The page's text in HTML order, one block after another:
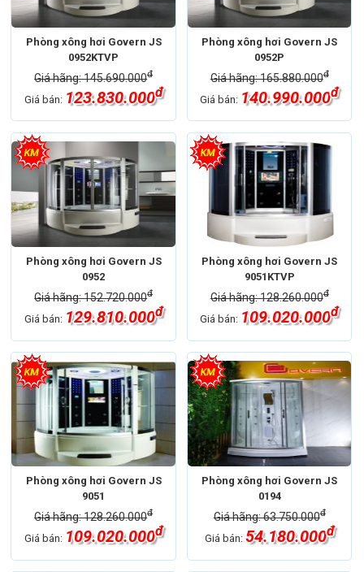
Phòng xông hơi Govern JS
0952KTVP
Giá hãng: 145.690.000đ
Giá bán: 123.830.000đ
Phòng xông hơi Govern JS
0952P
Giá hãng: 165.880.000đ
Giá bán: 140.990.000đ
Phòng xông hơi Govern JS
0952
Giá hãng: 152.720.000đ
Giá bán: 129.810.000đ
Phòng xông hơi Govern JS
9051KTVP
Giá hãng: 128.260.000đ
Giá bán: 109.020.000đ
Phòng xông hơi Govern JS
9051
Giá hãng: 128.260.000đ
Giá bán: 109.020.000đ
Phòng xông hơi Govern JS
0194
Giá hãng: 63.750.000đ
Giá bán: 54.180.000đ